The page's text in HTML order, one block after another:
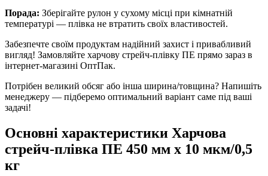
Порада: Зберігайте рулон у сухому місці при кімнатній
температурі — плівка не втратить своїх властивостей.
Забезпечте своїм продуктам надійний захист і привабливий
вигляд! Замовляйте харчову стрейч-плівку ПЕ прямо зараз в
інтернет-магазині ОптПак.
Потрібен великий обсяг або інша ширина/товщина? Напишіть
менеджеру — підберемо оптимальний варіант саме під ваші
задачі!
Основні характеристики Харчова
стрейч-плівка ПЕ 450 мм х 10 мкм/0,5
кг